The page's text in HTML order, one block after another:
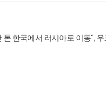
톤 한국에서 러시아로 이동",